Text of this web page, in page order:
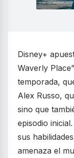
Disney+
Waverly
temporada,
Alex Russo,
sino que
episodio
sus
amenaza el